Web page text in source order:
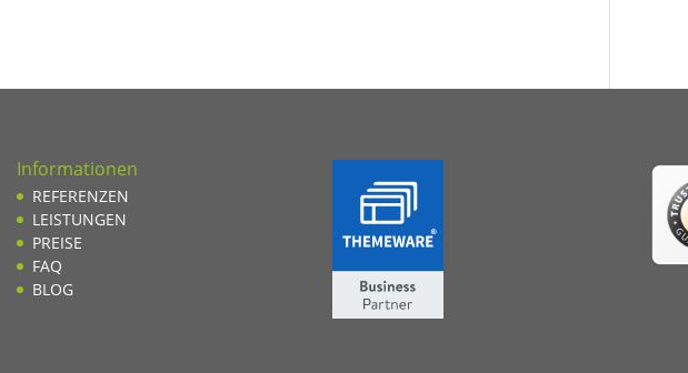
Informationen
REFERENZEN
LEISTUNGEN
PREISE
FAQ
BLOG